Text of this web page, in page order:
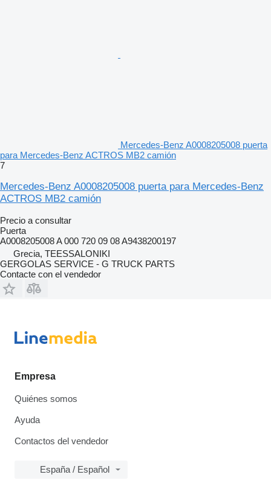
Mercedes-Benz A0008205008 puerta
para Mercedes-Benz ACTROS MB2 camión
7
Mercedes-Benz A0008205008 puerta para Mercedes-Benz
ACTROS MB2 camión
Precio a consultar
Puerta
A0008205008 A 000 720 09 08 A9438200197
Grecia, TEESSALONIKI
GERGOLAS SERVICE - G TRUCK PARTS
Contacte con el vendedor
Empresa
Quiénes somos
Ayuda
Contactos del vendedor
España / Español